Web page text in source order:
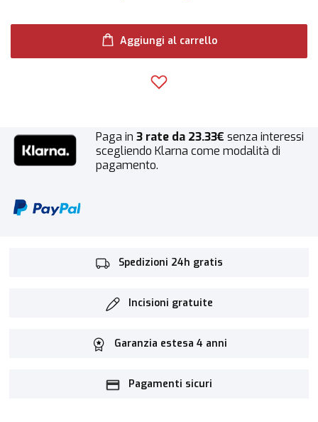
Aggiungi al carrello
Paga in 3 rate da 23.33€ senza interessi
scegliendo Klarna come modalità di
pagamento.
Spedizioni 24h gratis
Incisioni gratuite
Garanzia estesa 4 anni
Pagamenti sicuri